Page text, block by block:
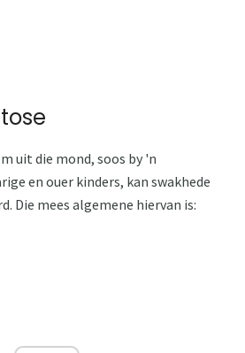
uit die mond, soos by 'n
en ouer kinders, kan swakhede
Die mees algemene hiervan is: